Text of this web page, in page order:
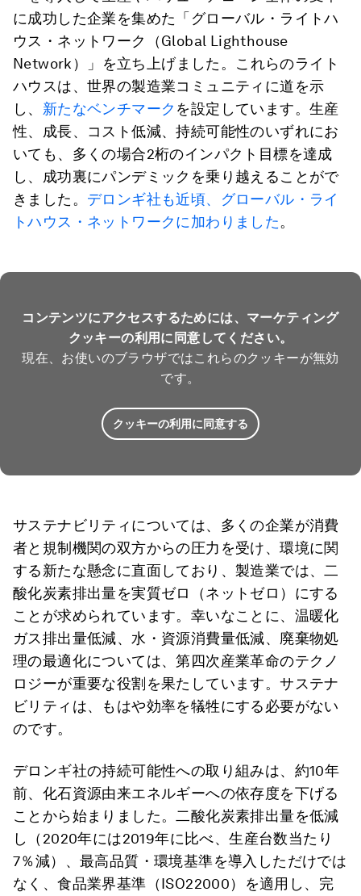
に成功した企業を集めた「グローバル・ライトハ
ウス・ネットワーク（Global Lighthouse
Network）」を立ち上げました。これらのライト
ハウスは、世界の製造業コミュニティに道を示
し、 新たなベンチマーク を設定しています。生産
性、成長、コスト低減、持続可能性のいずれにお
いても、多くの場合2桁のインパクト目標を達成
し、成功裏にパンデミックを乗り越えることがで
きました。 デロンギ社も近頃、グローバル・ライ
トハウス・ネットワークに加わりました。
コンテンツにアクセスするためには、マーケティング
クッキーの利用に同意してください。
現在、お使いのブラウザではこれらのクッキーが無効
です。
クッキーの利用に同意する
サステナビリティについては、多くの企業が消費
者と規制機関の双方からの圧力を受け、環境に関
する新たな懸念に直面しており、製造業では、二
酸化炭素排出量を実質ゼロ（ネットゼロ）にする
ことが求められています。幸いなことに、温暖化
ガス排出量低減、水・資源消費量低減、廃棄物処
理の最適化については、第四次産業革命のテクノ
ロジーが重要な役割を果たしています。サステナ
ビリティは、もはや効率を犠牲にする必要がない
のです。
デロンギ社の持続可能性への取り組みは、約10年
前、化石資源由来エネルギーへの依存度を下げる
ことから始まりました。二酸化炭素排出量を低減
し（2020年には2019年に比べ、生産台数当たり
7％減）、最高品質・環境基準を導入しただけでは
なく、食品業界基準（ISO22000）を適用し、完